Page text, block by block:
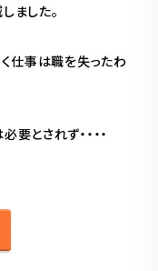
ました。
仕事は職を失ったわ
とされず・・・・